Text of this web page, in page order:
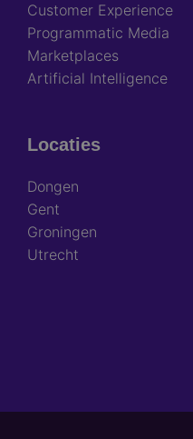
Customer Experience
Programmatic Media
Marketplaces
Artificial Intelligence
Locaties
Dongen
Gent
Groningen
Utrecht